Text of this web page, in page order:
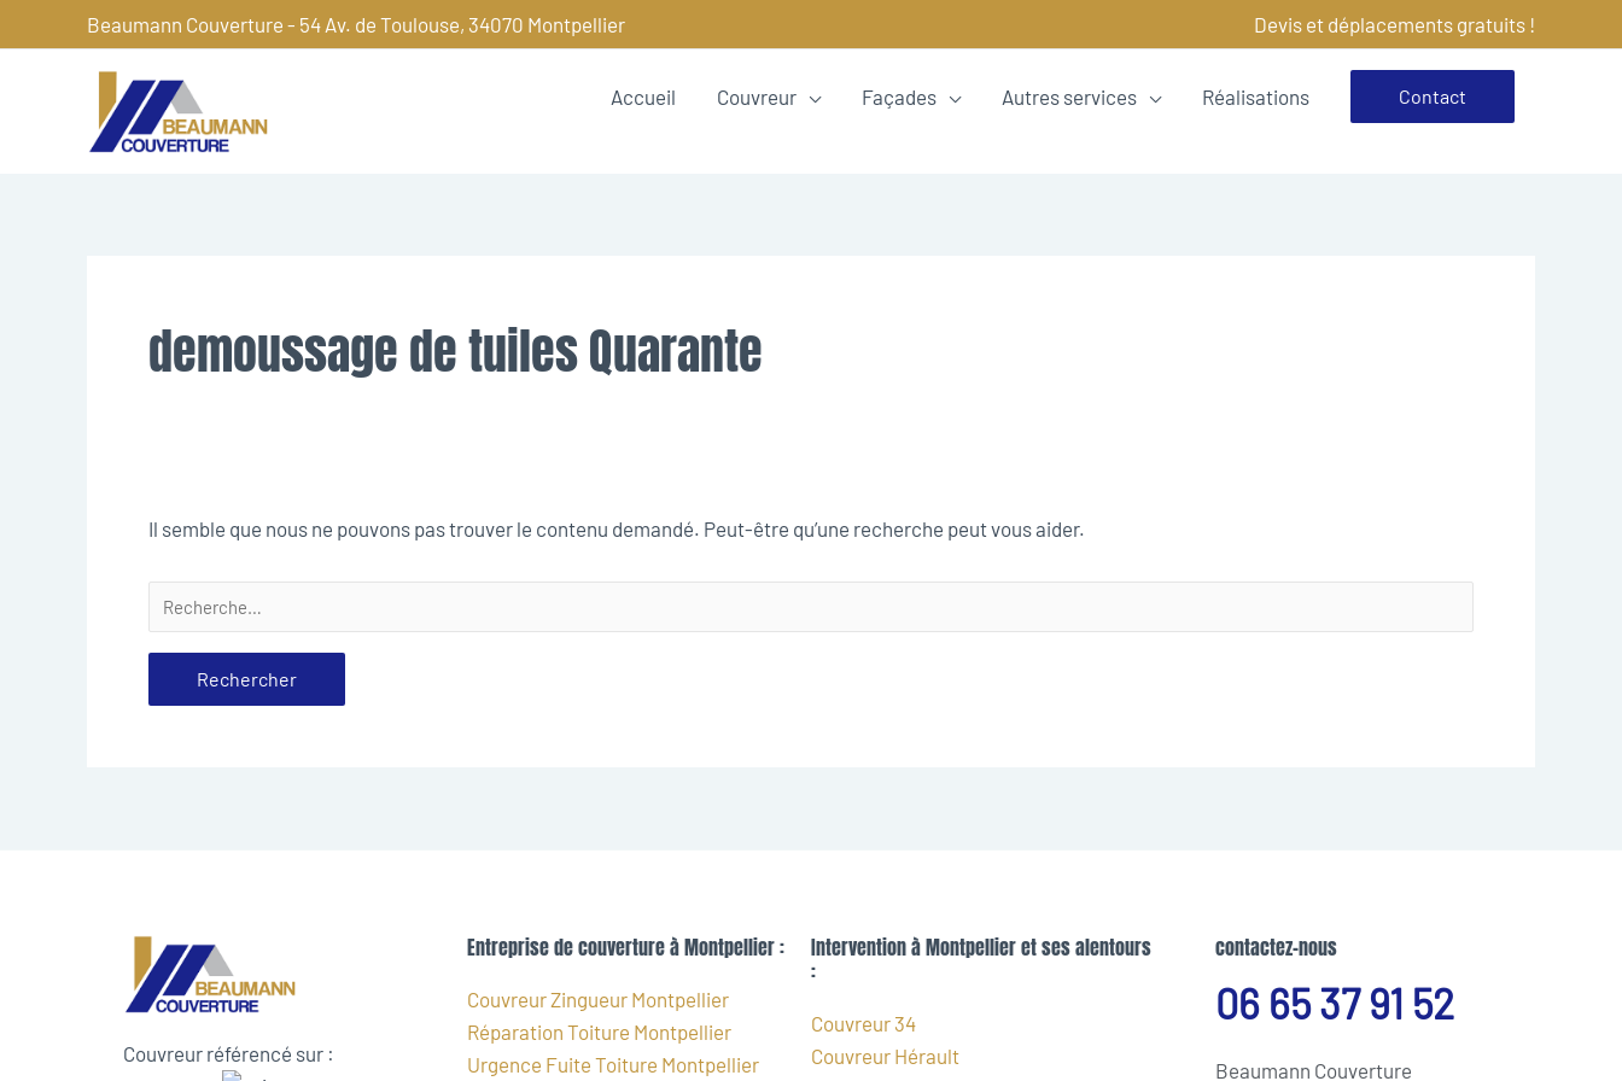
au
Beaumann Couverture - 54 Av. de Toulouse, 34070 Montpellier Devis et déplacements gratuits !
Accueil Couvreur Façades Autres services Réalisations Contact
demoussage de tuiles Quarante
Il semble que nous ne pouvons pas trouver le contenu demandé. Peut-être qu’une recherche peut vous aider.
Couvreur référencé sur :
Entreprise de couverture à Montpellier :
Couvreur Zingueur Montpellier
Réparation Toiture Montpellier
Urgence Fuite Toiture Montpellier
Intervention à Montpellier et ses alentours
:
Couvreur 34
Couvreur Hérault
contactez-nous
06 65 37 91 52
Beaumann Couverture